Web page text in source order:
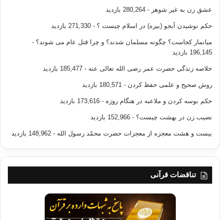
به سیاست می پردازند. اندیشه ی دینی اصلاح طلب، که مدیریت خوبی نشده،
نگرش فکری و سیاسی خطرناک ارتجاعی و محافظه کار را تولید کند. هم اکنون
شاخص ها،
که در میان مسلمانان غربی بدترین است، ما را به هراس می افکند.
کمی از مسئله دور می کند بی آنکه از موضوع کاملا” خارج شویم، در اینجا جایگاه
خود را دارد زیرا بر شیوه ای اثر می گذارد که ما با آن به مسئله سیاسی و
فصل آتی به مسئله اقتصادی می پردازیم. سرمشق فکرای که براساس آن
چیزی که اندیشه
ی اسلامی کلاسیک را تا قرن بیستم توجیه کرده، همخوانی ندارد. براساس
اصول کلی –که
ما از آن در بخش نخست سخن گفتیم – و ابزارهایی که پژوهش های فق ها در
عشق زن به غیر شوهر - 280,264 بازدید
حکم نوشیدن آبجو (بیره) در اسلام چیست ؟ - 271,330 بازدید
میانمار کجاست؟ چگونه مسلمان شدند؟ و چرا قتل عام می شوند؟ -
196,145 بازدید
خلاصه زندگی حضرت عمر رضی الله تعالی عنه - 185,477 بازدید
روش صحیح و علمی حفظ کردن - 180,571 بازدید
حکم بوسه کردن و ملاعبه در هنگام روزه - 173,616 بازدید
نصیب زن در بهشت چیست؟ - 152,966 بازدید
بیست و هشت معجزه از معجزات حضرت محمّد رسول الله - 148,962 بازدید
تناقضات قرآنی